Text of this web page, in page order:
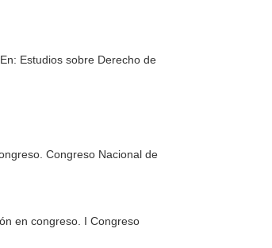
En: Estudios sobre Derecho de
Congreso Nacional de
en congreso. I Congreso